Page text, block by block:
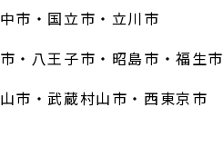
市・国立市・立川市
・八王子市・昭島市・福生市
市・武蔵村山市・西東京市